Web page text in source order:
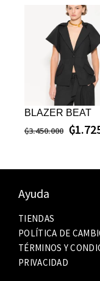
BLAZER BEAT
₲3.450.000 ₲
Ayuda
TIENDAS
POLÍTICA DE
TÉRMINOS Y
PRIVACIDAD